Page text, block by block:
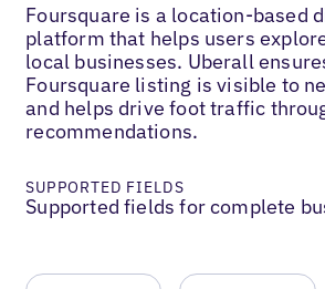
Foursquare is a location-based
platform that helps users
local businesses. Uberall
Foursquare listing is visible to
and helps drive foot traffic
recommendations.
SUPPORTED FIELDS
Supported fields for complete